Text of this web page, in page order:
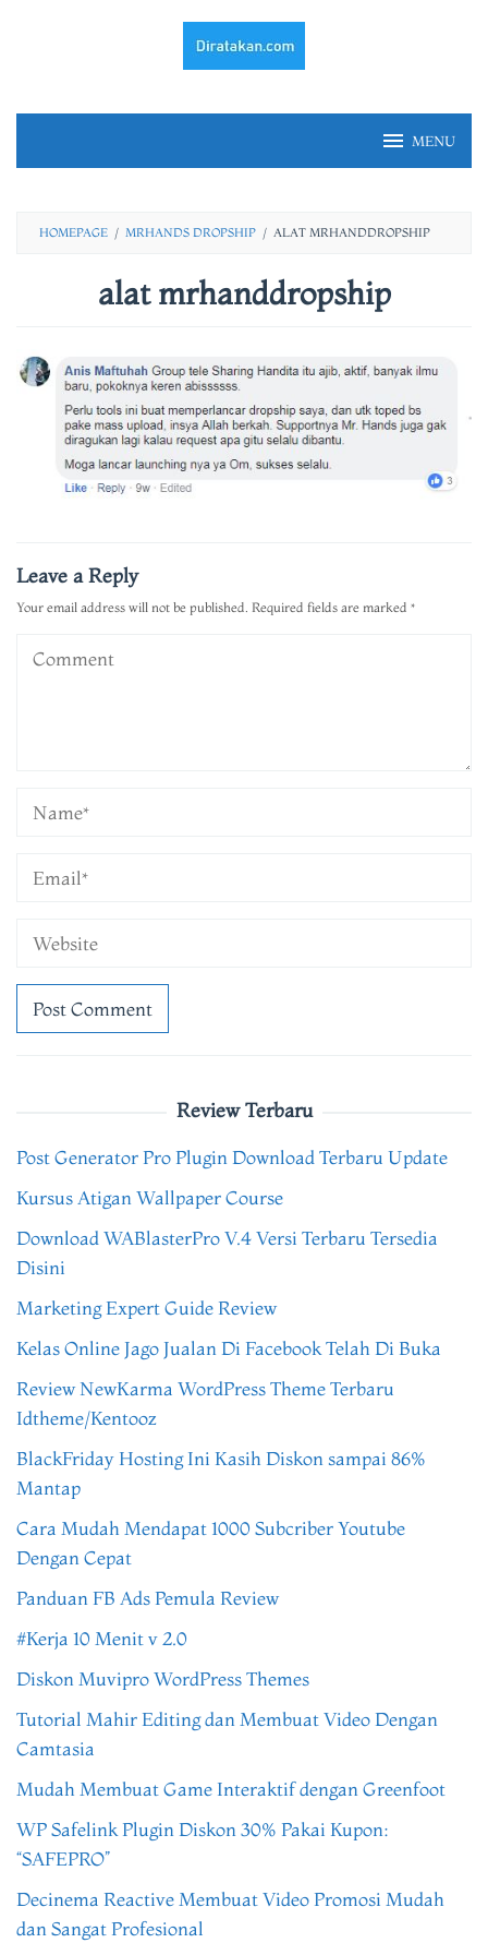
MENU
HOMEPAGE / MRHANDS DROPSHIP / ALAT MRHANDDROPSHIP
alat mrhanddropship
irawan
Posted
on
23/02/2021
Leave a Reply
Your email address will not be published. Required fields are marked *
Review Terbaru
Post Generator Pro Plugin Download Terbaru Update
Kursus Atigan Wallpaper Course
Download WABlasterPro V.4 Versi Terbaru Tersedia
Disini
Marketing Expert Guide Review
Kelas Online Jago Jualan Di Facebook Telah Di Buka
Review NewKarma WordPress Theme Terbaru
Idtheme/Kentooz
BlackFriday Hosting Ini Kasih Diskon sampai 86%
Mantap
Cara Mudah Mendapat 1000 Subcriber Youtube
Dengan Cepat
Panduan FB Ads Pemula Review
#Kerja 10 Menit v 2.0
Diskon Muvipro WordPress Themes
Tutorial Mahir Editing dan Membuat Video Dengan
Camtasia
Mudah Membuat Game Interaktif dengan Greenfoot
WP Safelink Plugin Diskon 30% Pakai Kupon:
“SAFEPRO”
Decinema Reactive Membuat Video Promosi Mudah
dan Sangat Profesional